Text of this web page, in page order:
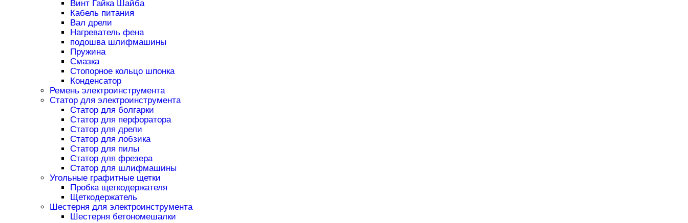
Винт Гайка Шайба
Кабель питания
Вал дрели
Нагреватель фена
подошва шлифмашины
Пружина
Смазка
Стопорное кольцо шпонка
Конденсатор
Ремень электроинструмента
Статор для электроинструмента
Статор для болгарки
Статор для перфоратора
Статор для дрели
Статор для лобзика
Статор для пилы
Статор для фрезера
Статор для шлифмашины
Угольные графитные щетки
Пробка щеткодержателя
Щеткодержатель
Шестерня для электроинструмента
Шестерня бетономешалки